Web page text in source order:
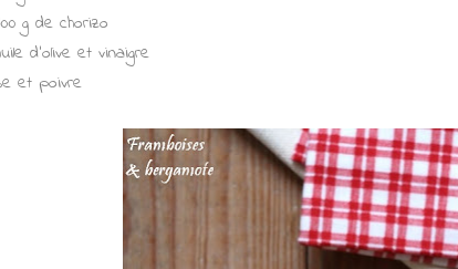
g de chorizo
d'olive et vinaigre
et poivre